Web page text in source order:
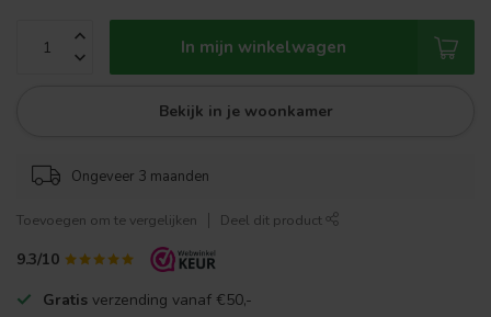
In mijn winkelwagen
Bekijk in je woonkamer
Ongeveer 3 maanden
Toevoegen om te vergelijken Deel dit product
9.3/10
Gratis verzending vanaf €50,-